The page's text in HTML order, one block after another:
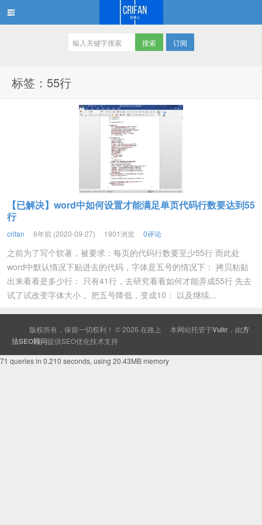
订阅
标签：55行
【已解决】word中如何设置才能满足单页代码行数要达到55
行
crifan 6年前 (2020-09-27) 1901浏览 0评论
之前为了写个软著，被要求：每页的代码行数要至少55行 而此处
word中默认情况下贴进去的代码，字体是五号的情况下： 拷贝粘贴
出来看看是多少行： 只有41行，去研究看看如何才能弄成55行 先去
试了试改变字体大小， 把五号降低，变成10： 以及继续...
版权所有，保留一切权利！ © 2026 在路上 本网站托管于Vultr ，由方
法SEO顾问提供SEO优化技术支持
71 queries in 0.210 seconds, using 20.43MB memory